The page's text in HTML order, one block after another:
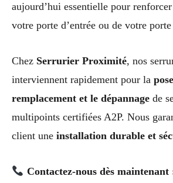
aujourd’hui essentielle pour
votre porte d’entrée ou de votre
Chez Serrurier Proximité, nos
interviennent rapidement pour la
remplacement et le dépannage de
multipoints certifiées A2P. Nous
client une installation durable et
Contactez-nous dès maintenant